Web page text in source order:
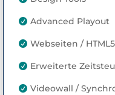
 Advanced Playout
 Webseiten /
 Erweiterte
 Videowall /